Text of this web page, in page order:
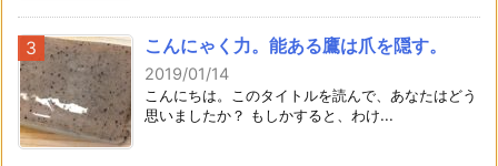
こんにゃく力。能ある鷹は爪を隠す。
2019/01/14
こんにちは。このタイトルを読んで、あなたはどう
思いましたか？ もしかすると、わけ...